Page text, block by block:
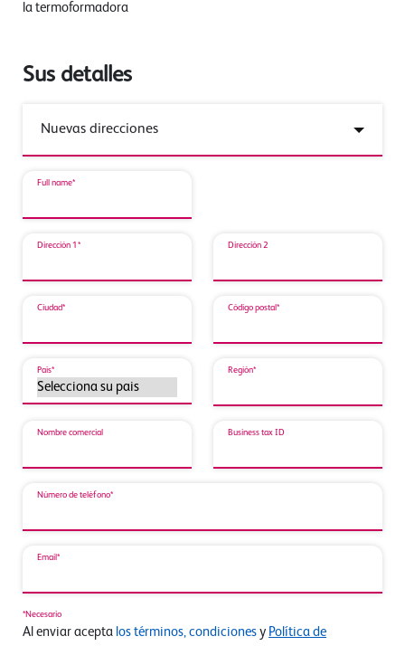
la termoformadora
Sus detalles
Full name*
Dirección 1* Dirección 2
Ciudad* Código postal*
País* Región*
Nombre comercial Business tax ID
Número de teléfono*
Email*
*Necesario
Al enviar acepta los términos, condiciones y Política de